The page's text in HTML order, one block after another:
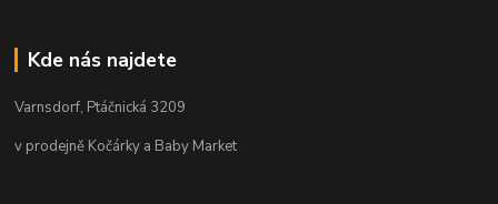
Kde nás najdete
Varnsdorf, Ptáčnická 3209
v prodejně Kočárky a Baby Market